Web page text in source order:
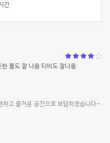
간
물도 잘 나옴 티비도 잘나옴
고 즐거운 공간으로 보답하겠습니다~